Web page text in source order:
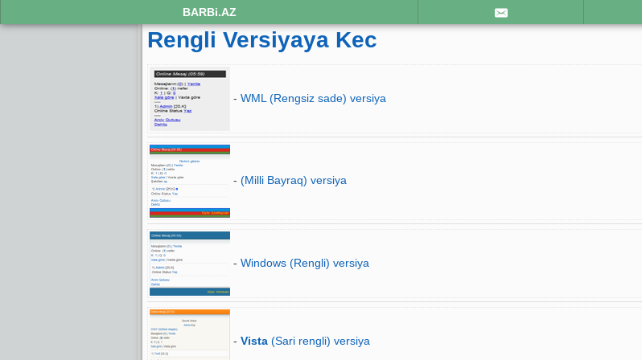
BARBi.AZ
Rengli Versiyaya Kec
- WML (Rengsiz sade) versiya
- (Milli Bayraq) versiya
- Windows (Rengli) versiya
- Vista (Sari rengli) versiya